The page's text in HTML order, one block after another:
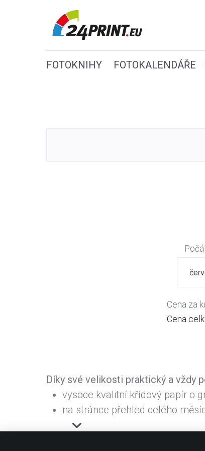
FOTOKNIHY FOTOKALENDÁŘE
Cena za
Cena
Díky své velikosti praktický a vždy
vysoce kvalitní křídový papír o
na stránce přehled celého